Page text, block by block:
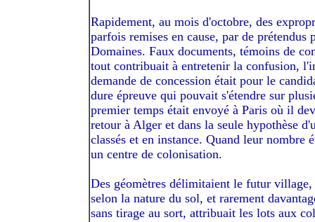
Rapidement, au mois d'octobre, des
parfois remises en cause, par de
Domaines. Faux documents, témoins de
tout contribuait à entretenir la confusion,
demande de concession était pour le
dure épreuve qui pouvait s'étendre sur
premier temps était envoyé à Paris où il
retour à Alger et dans la seule hypothèse
classés et en instance. Quand leur
un centre de colonisation.
Des géomètres délimitaient le futur
selon la nature du sol, et rarement
sans tirage au sort, attribuait les lots aux